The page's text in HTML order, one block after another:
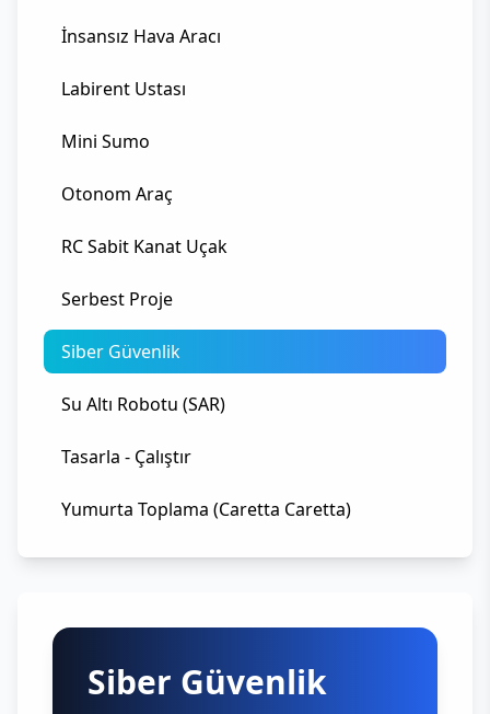
İnsansız Hava Aracı
Labirent Ustası
Mini Sumo
Otonom Araç
RC Sabit Kanat Uçak
Serbest Proje
Siber Güvenlik
Su Altı Robotu (SAR)
Tasarla - Çalıştır
Yumurta Toplama (Caretta Caretta)
Siber Güvenlik